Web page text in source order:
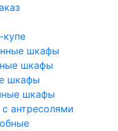
шкафы
шкафы
шкафы
шкафы
антресолями